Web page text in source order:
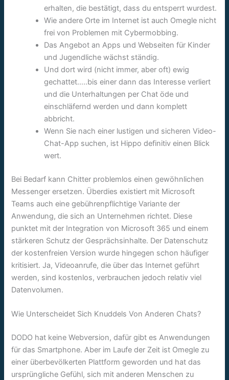
erhalten, die bestätigt, dass du entsperrt wurdest.
Wie andere Orte im Internet ist auch Omegle nicht
frei von Problemen mit Cybermobbing.
Das Angebot an Apps und Webseiten für Kinder
und Jugendliche wächst ständig.
Und dort wird (nicht immer, aber oft) ewig
gechattet…..bis einer dann das Interesse verliert
und die Unterhaltungen per Chat öde und
einschläfernd werden und dann komplett
abbricht.
Wenn Sie nach einer lustigen und sicheren Video-
Chat-App suchen, ist Hippo definitiv einen Blick
wert.
Bei Bedarf kann Chitter problemlos einen gewöhnlichen
Messenger ersetzen. Überdies existiert mit Microsoft
Teams auch eine gebührenpflichtige Variante der
Anwendung, die sich an Unternehmen richtet. Diese
punktet mit der Integration von Microsoft 365 und einem
stärkeren Schutz der Gesprächsinhalte. Der Datenschutz
der kostenfreien Version wurde hingegen schon häufiger
kritisiert. Ja, Videoanrufe, die über das Internet geführt
werden, sind kostenlos, verbrauchen jedoch relativ viel
Datenvolumen.
Wie Unterscheidet Sich Knuddels Von Anderen Chats?
DODO hat keine Webversion, dafür gibt es Anwendungen
für das Smartphone. Aber im Laufe der Zeit ist Omegle zu
einer überbevölkerten Plattform geworden und hat das
ursprüngliche Gefühl, sich mit anderen Menschen zu